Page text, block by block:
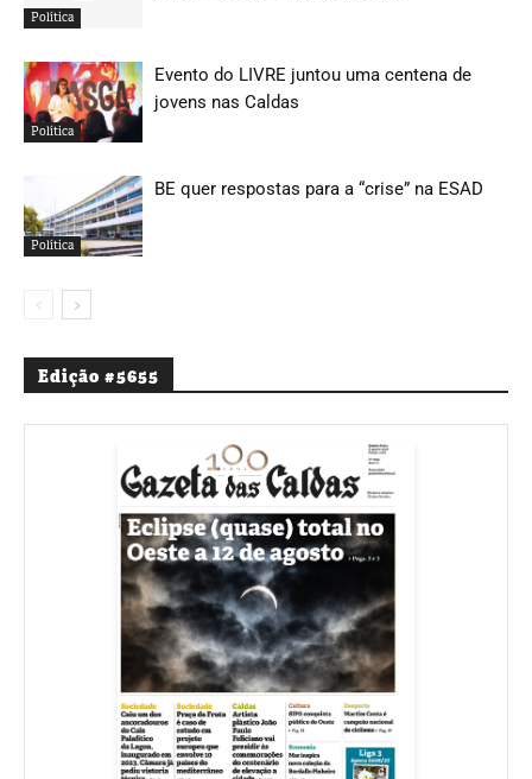
Política
Política
Evento do LIVRE juntou uma centena de
jovens nas Caldas
Política
BE quer respostas para a “crise” na ESAD
Edição #5655